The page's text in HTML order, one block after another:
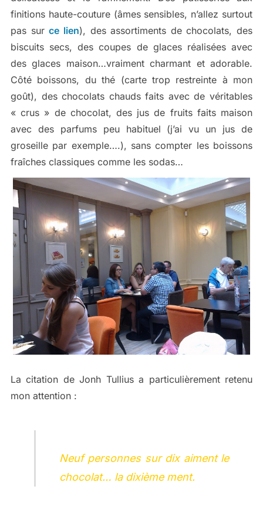
finitions haute-couture (âmes sensibles, n’allez surtout
pas surce lien), des assortiments de chocolats, des
biscuits secs, des coupes de glaces réalisées avec
des glaces maison…vraiment charmant et adorable.
Côté boissons, du thé (carte trop restreinte à mon
goût), des chocolats chauds faits avec de véritables
« crus » de chocolat, des jus de fruits faits maison
avec des parfums peu habituel (j’ai vu un jus de
groseille par exemple….), sans compter les boissons
fraîches classiques comme les sodas…
La citation de Jonh Tullius a particulièrement retenu
mon attention :
Neuf personnes sur dix aiment le
chocolat… la dixième ment.